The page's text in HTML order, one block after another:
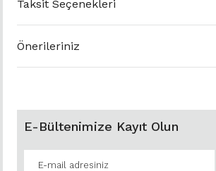
Taksit Seçenekleri
Önerileriniz
E-Bültenimize Kayıt Olun